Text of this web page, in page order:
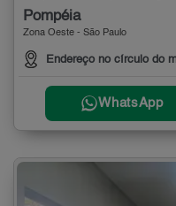
Pompéia
Zona Oeste - São Paulo
Endereço no círculo do
WhatsApp